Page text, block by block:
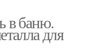
в баню.
для